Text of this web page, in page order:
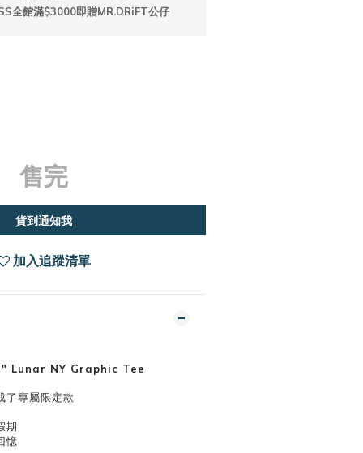
全館滿$3000即贈MR.DRiFT公仔
售完
貨到通知我
加入追蹤清單
Lunar NY Graphic Tee
了專屬限定款
期
憶